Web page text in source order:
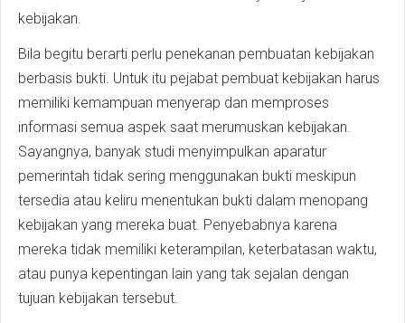
kebijakan.
Bila begitu berarti perlu penekanan pembuatan kebijakan
berbasis bukti. Untuk itu pejabat pembuat kebijakan harus
memiliki kemampuan menyerap dan memproses
informasi semua aspek saat merumuskan kebijakan.
Sayangnya, banyak studi menyimpulkan aparatur
pemerintah tidak sering menggunakan bukti meskipun
tersedia atau keliru menentukan bukti dalam menopang
kebijakan yang mereka buat. Penyebabnya karena
mereka tidak memiliki keterampilan, keterbatasan waktu,
atau punya kepentingan lain yang tak sejalan dengan
tujuan kebijakan tersebut.